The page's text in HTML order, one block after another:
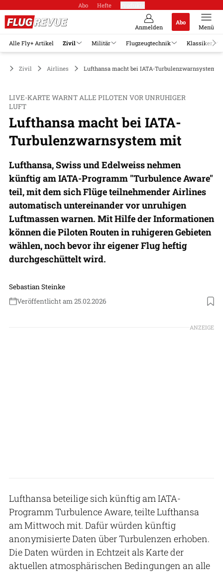
Abo Hefte
Anmelden
Abo
Menü
Alle Fly+ Artikel Zivil Militär Flugzeugtechnik Klassiker
Zivil Airlines Lufthansa macht bei IATA-Turbulenzwarnsystem
LIVE-KARTE WARNT ALLE PILOTEN VOR UNRUHIGER
LUFT
Lufthansa macht bei IATA-
Turbulenzwarnsystem mit
Lufthansa, Swiss und Edelweiss nehmen
künftig am IATA-Programm "Turbulence Aware"
teil, mit dem sich Flüge teilnehmender Airlines
automatisch untereinander vor unruhigen
Luftmassen warnen. Mit Hilfe der Informationen
können die Piloten Routen in ruhigeren Gebieten
wählen, noch bevor ihr eigener Flug heftig
durchgeschüttelt wird.
Sebastian Steinke
Veröffentlicht am 25.02.2026
Foto: IATA via Lufthansa
ANZEIGE
Lufthansa beteilige sich künftig am IATA-
Programm Turbulence Aware, teilte Lufthansa
am Mittwoch mit. Dafür würden künftig
anonymisierte Daten über Turbulenzen erhoben.
Die Daten würden in Echtzeit als Karte der
aktuellen atmosphärischen Bedingungen an alle